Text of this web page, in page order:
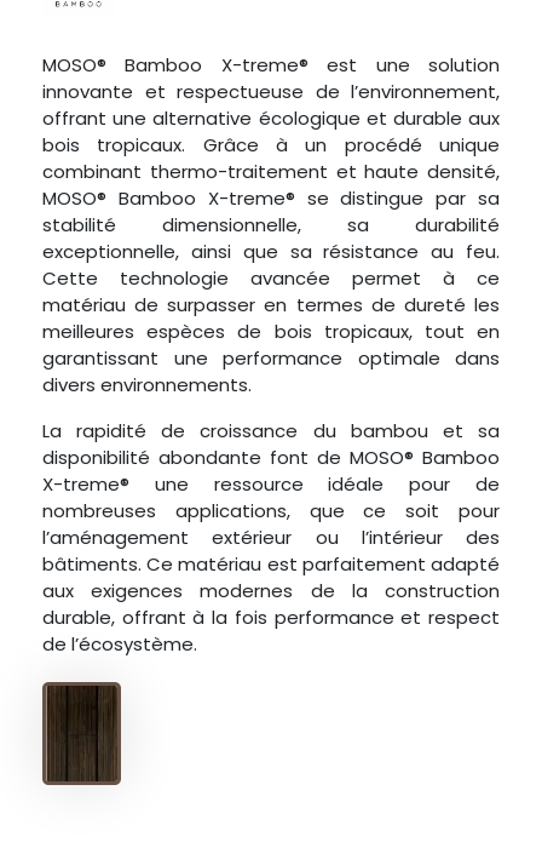
MOSO® Bamboo X-treme® est une solution
innovante et respectueuse de l’environnement,
offrant une alternative écologique et durable aux
bois tropicaux. Grâce à un procédé unique
combinant thermo-traitement et haute densité,
MOSO® Bamboo X-treme® se distingue par sa
stabilité dimensionnelle, sa durabilité
exceptionnelle, ainsi que sa résistance au feu.
Cette technologie avancée permet à ce
matériau de surpasser en termes de dureté les
meilleures espèces de bois tropicaux, tout en
garantissant une performance optimale dans
divers environnements.
La rapidité de croissance du bambou et sa
disponibilité abondante font de MOSO® Bamboo
X-treme® une ressource idéale pour de
nombreuses applications, que ce soit pour
l’aménagement extérieur ou l’intérieur des
bâtiments. Ce matériau est parfaitement adapté
aux exigences modernes de la construction
durable, offrant à la fois performance et respect
de l’écosystème.